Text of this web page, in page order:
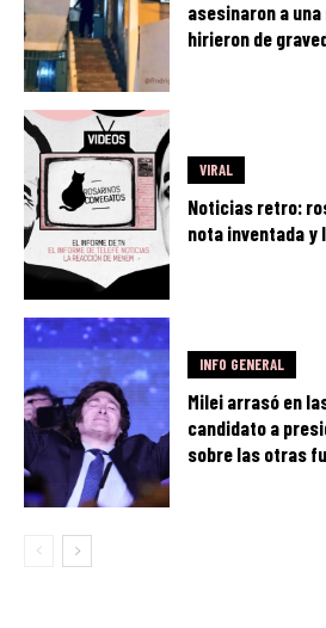
asesinaron a
hirieron de
VIRAL
Noticias retro:
nota inventada y
INFO GENERAL
Milei arrasó en
candidato a
sobre las otras